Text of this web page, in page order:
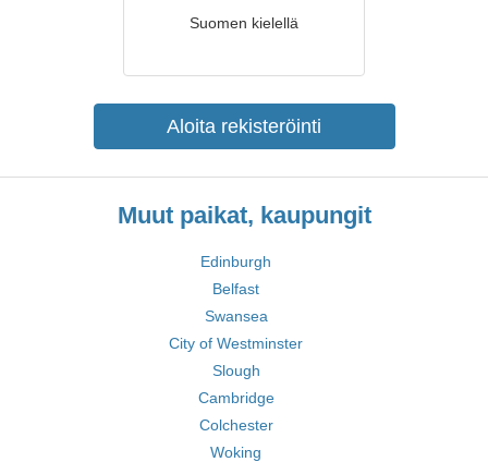
Suomen kielellä
Aloita rekisteröinti
Muut paikat, kaupungit
Edinburgh
Belfast
Swansea
City of Westminster
Slough
Cambridge
Colchester
Woking